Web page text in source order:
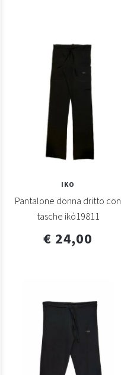
IKO
Pantalone donna dritto con
tasche ikó19811
€ 24,00